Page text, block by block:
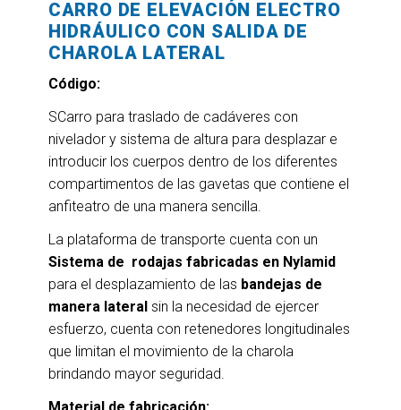
CARRO DE ELEVACIÓN ELECTRO
HIDRÁULICO CON SALIDA DE
CHAROLA LATERAL
Código:
SCarro para traslado de cadáveres con
nivelador y sistema de altura para desplazar e
introducir los cuerpos dentro de los diferentes
compartimentos de las gavetas que contiene el
anfiteatro de una manera sencilla.
La plataforma de transporte cuenta con un
Sistema de rodajas fabricadas en Nylamid
para el desplazamiento de las bandejas de
manera lateral sin la necesidad de ejercer
esfuerzo, cuenta con retenedores longitudinales
que limitan el movimiento de la charola
brindando mayor seguridad.